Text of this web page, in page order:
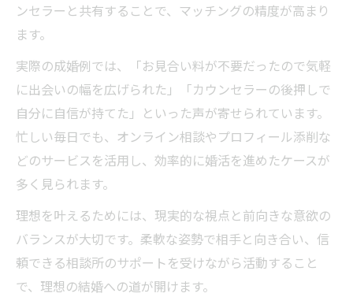
ンセラーと共有することで、マッチングの精度が高まり
ます。
実際の成婚例では、「お見合い料が不要だったので気軽
に出会いの幅を広げられた」「カウンセラーの後押しで
自分に自信が持てた」といった声が寄せられています。
忙しい毎日でも、オンライン相談やプロフィール添削な
どのサービスを活用し、効率的に婚活を進めたケースが
多く見られます。
理想を叶えるためには、現実的な視点と前向きな意欲の
バランスが大切です。柔軟な姿勢で相手と向き合い、信
頼できる相談所のサポートを受けながら活動すること
で、理想の結婚への道が開けます。